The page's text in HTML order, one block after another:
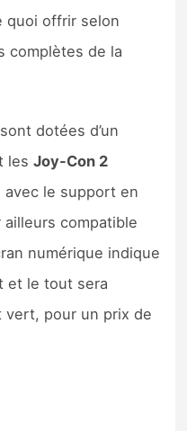
quoi offrir selon
complètes de la
dotées d’un
lesJoy-Con 2
avec le support en
compatible
numérique indique
et le tout sera
vert, pour un prix de